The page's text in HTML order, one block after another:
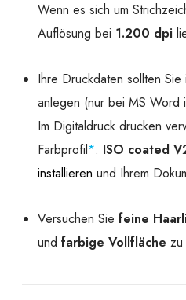
Wenn es sich um
Auflösung bei 1.200 dpi
Ihre Druckdaten sollten Sie
anlegen (nur bei MS Word
Im Digitaldruck drucken
Farbprofil*: ISO coated
installieren und Ihrem
Versuchen Sie feine
und farbige Vollfläche zu